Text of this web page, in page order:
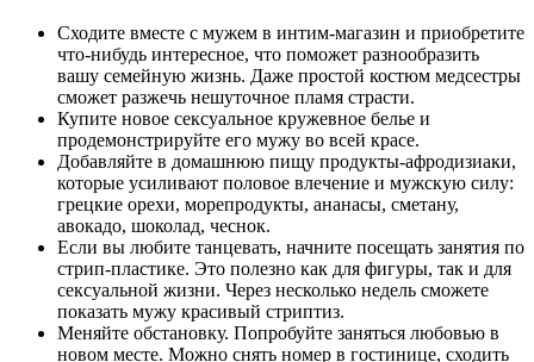
Сходите вместе с мужем в интим-магазин и приобретите
что-нибудь интересное, что поможет разнообразить
вашу семейную жизнь. Даже простой костюм медсестры
сможет разжечь нешуточное пламя страсти.
Купите новое сексуальное кружевное белье и
продемонстрируйте его мужу во всей красе.
Добавляйте в домашнюю пищу продукты-афродизиаки,
которые усиливают половое влечение и мужскую силу:
грецкие орехи, морепродукты, ананасы, сметану,
авокадо, шоколад, чеснок.
Если вы любите танцевать, начните посещать занятия по
стрип-пластике. Это полезно как для фигуры, так и для
сексуальной жизни. Через несколько недель сможете
показать мужу красивый стриптиз.
Меняйте обстановку. Попробуйте заняться любовью в
новом месте. Можно снять номер в гостинице, сходить